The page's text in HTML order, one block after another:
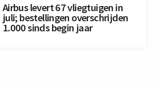
Airbus levert 67 vliegtuigen in
juli; bestellingen overschrijden
1.000 sinds begin jaar